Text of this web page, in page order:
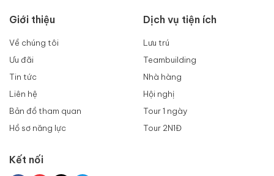
Giới thiệu
Về chúng tôi
Ưu đãi
Tin tức
Liên hệ
Bản đồ tham quan
Hồ sơ năng lực
Dịch vụ tiện ích
Lưu trú
Teambuilding
Nhà hàng
Hội nghị
Tour 1 ngày
Tour 2N1Đ
Kết nối